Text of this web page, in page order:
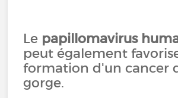
Le papillomavirus
peut également
formation d'un cancer
gorge.